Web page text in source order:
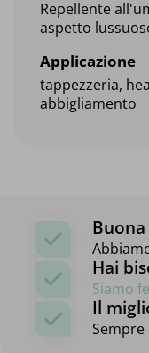
Repellente
aspetto
Applicazione
tappezzeria,
abbigliamento
Hai
Siamo
Il